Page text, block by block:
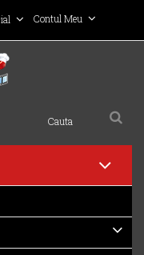
Contul Meu